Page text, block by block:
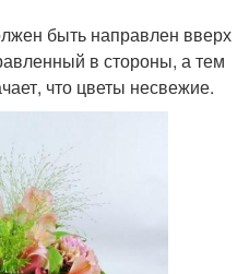
быть направлен вверх
в стороны, а тем
что цветы несвежие.